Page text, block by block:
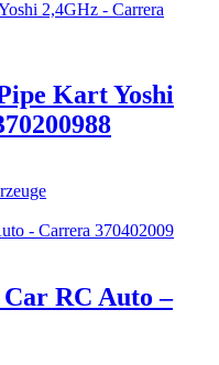
Kart Yoshi
RC Auto –